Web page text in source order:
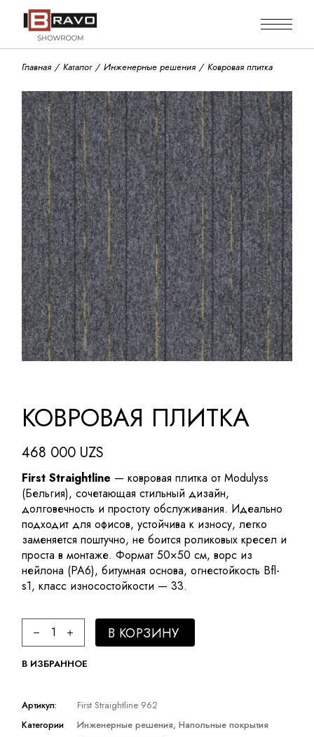
Главная Каталог Инженерные решения Ковровая плитка
КОВРОВАЯ ПЛИТКА
468 000 UZS
First Straightline — ковровая плитка от Modulyss
(Бельгия), сочетающая стильный дизайн,
долговечность и простоту обслуживания. Идеально
подходит для офисов, устойчива к износу, легко
заменяется поштучно, не боится роликовых кресел и
проста в монтаже. Формат 50×50 см, ворс из
нейлона (PA6), битумная основа, огнестойкость Bfl-
s1, класс износостойкости — 33.
Ковровая плитка quantity
В КОРЗИНУ
В ИЗБРАННОЕ
Артикул:
First Straightline 962
Категории
Инженерные решения,Напольные покрытия